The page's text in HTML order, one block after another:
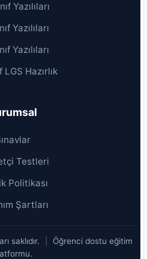
Yazılıları
Yazılıları
Yazılıları
LGS Hazırlık
Testleri
Politikası
Şartları
saklıdır.
Öğrenci dostu eğitim